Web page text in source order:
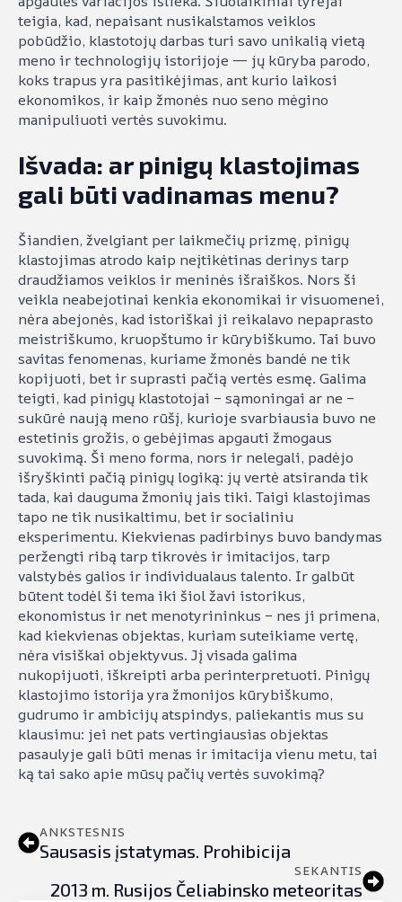
teigia, kad, nepaisant nusikalstamos veiklos
pobūdžio, klastotojų darbas turi savo unikalią vietą
meno ir technologijų istorijoje — jų kūryba parodo,
koks trapus yra pasitikėjimas, ant kurio laikosi
ekonomikos, ir kaip žmonės nuo seno mėgino
manipuliuoti vertės suvokimu.
Išvada: ar pinigų klastojimas
gali būti vadinamas menu?
Šiandien, žvelgiant per laikmečių prizmę, pinigų
klastojimas atrodo kaip neįtikėtinas derinys tarp
draudžiamos veiklos ir meninės išraiškos. Nors ši
veikla neabejotinai kenkia ekonomikai ir visuomenei,
nėra abejonės, kad istoriškai ji reikalavo nepaprasto
meistriškumo, kruopštumo ir kūrybiškumo. Tai buvo
savitas fenomenas, kuriame žmonės bandė ne tik
kopijuoti, bet ir suprasti pačią vertės esmę. Galima
teigti, kad pinigų klastotojai – sąmoningai ar ne –
sukūrė naują meno rūšį, kurioje svarbiausia buvo ne
estetinis grožis, o gebėjimas apgauti žmogaus
suvokimą. Ši meno forma, nors ir nelegali, padėjo
išryškinti pačią pinigų logiką: jų vertė atsiranda tik
tada, kai dauguma žmonių jais tiki. Taigi klastojimas
tapo ne tik nusikaltimu, bet ir socialiniu
eksperimentu. Kiekvienas padirbinys buvo bandymas
peržengti ribą tarp tikrovės ir imitacijos, tarp
valstybės galios ir individualaus talento. Ir galbūt
būtent todėl ši tema iki šiol žavi istorikus,
ekonomistus ir net menotyrininkus – nes ji primena,
kad kiekvienas objektas, kuriam suteikiame vertę,
nėra visiškai objektyvus. Jį visada galima
nukopijuoti, iškreipti arba perinterpretuoti. Pinigų
klastojimo istorija yra žmonijos kūrybiškumo,
gudrumo ir ambicijų atspindys, paliekantis mus su
klausimu: jei net pats vertingiausias objektas
pasaulyje gali būti menas ir imitacija vienu metu, tai
ką tai sako apie mūsų pačių vertės suvokimą?
ANKSTESNIS
Sausasis įstatymas. Prohibicija
SEKANTIS
2013 m. Rusijos Čeliabinsko meteoritas